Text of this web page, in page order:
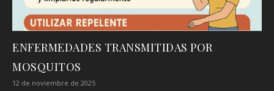
ENFERMEDADES TRANSMITIDAS POR
MOSQUITOS
12 de noviembre de 2025